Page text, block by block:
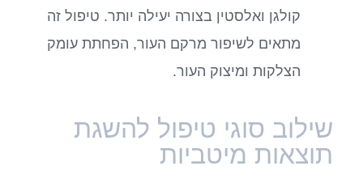
קולגן ואלסטין בצורה יעילה יותר. טיפול זה
מתאים לשיפור מרקם העור, הפחתת עומק
הצלקות ומיצוק העור.
שילוב סוגי טיפול להשגת
תוצאות מיטביות